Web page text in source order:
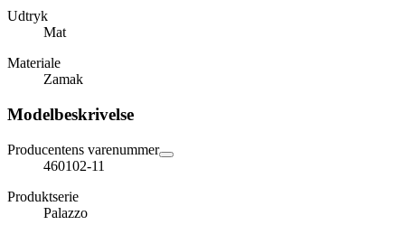
Udtryk
Mat
Materiale
Zamak
Modelbeskrivelse
Producentens varenummer
460102-11
Produktserie
Palazzo